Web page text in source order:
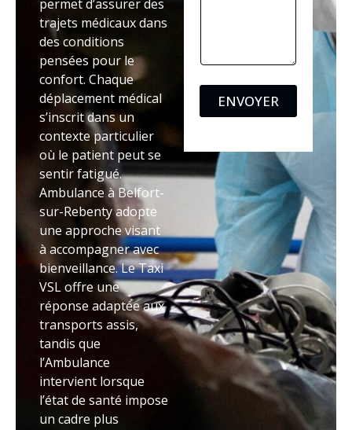
permet d’assurer des
trajets médicaux dans
des conditions
pensées pour le
confort. Chaque
déplacement médical
s’inscrit dans un
contexte particulier
où le patient peut se
sentir fatigué.
Ambulance à Belfort-
sur-Rebenty adopte
une approche visant
à accompagner avec
bienveillance. Le Taxi
VSL offre une
réponse adaptée aux
transports assis,
tandis que
l’Ambulance
intervient lorsque
l’état de santé impose
un cadre plus
ENVOYER